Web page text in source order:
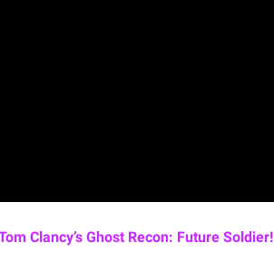
Clancy’s Ghost Recon: Future Soldier!